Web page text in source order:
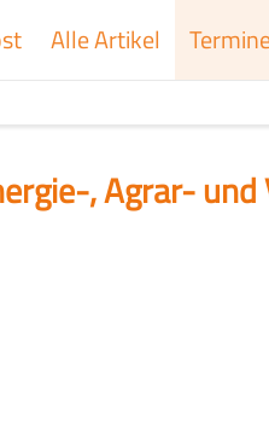
Alle Artikel
, Agrar-